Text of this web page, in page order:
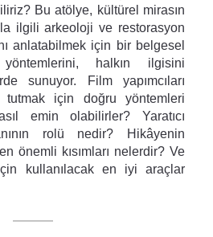
Bu atölye, kültürel mirasın
ilgili arkeoloji ve restorasyon
anlatabilmek için bir belgesel
halkın ilgisini
sunuyor. Film yapımcıları
tutmak için doğru yöntemleri
emin olabilirler? Yaratıcı
rolü nedir? Hikâyenin
önemli kısımları nelerdir? Ve
kullanılacak en iyi araçlar